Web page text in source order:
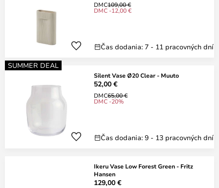
DMC109,00 €
DMC -12,00 €
Čas dodania: 7 - 11 pracovných dní
SUMMER DEAL
Silent Vase Ø20 Clear - Muuto
52,00 €
DMC65,00 €
DMC -20%
Čas dodania: 9 - 13 pracovných dní
Ikeru Vase Low Forest Green - Fritz
Hansen
129,00 €